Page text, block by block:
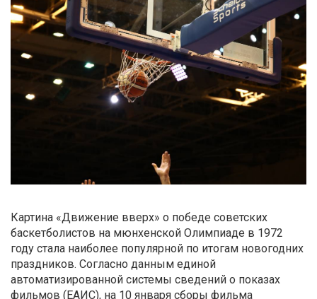
Картина «Движение вверх» о победе советских
баскетболистов на мюнхенской Олимпиаде в 1972
году стала наиболее популярной по итогам новогодних
праздников. Согласно данным единой
автоматизированной системы сведений о показах
фильмов (ЕАИС), на 10 января сборы фильма